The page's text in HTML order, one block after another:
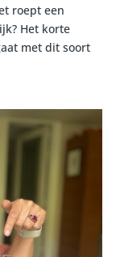
roept een
Het korte
met dit soort